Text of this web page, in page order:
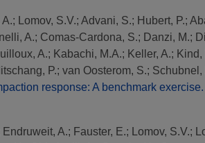
; Lomov, S.V.; Advani, S.; Hubert, P.;
A.; Comas-Cardona, S.; Danzi, M.;
A.; Kabachi, M.A.; Keller, A.; Kind,
P.; van Oosterom, S.; Schubnel,
response: A benchmark exercise.
Endruweit, A.; Fauster, E.; Lomov, S.V.;